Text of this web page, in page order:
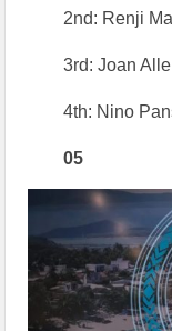
2nd: Renji
3rd: Joan
4th: Nino
05